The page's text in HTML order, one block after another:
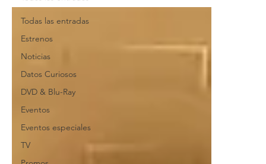
Todas las entradas
Estrenos
Noticias
Datos Curiosos
DVD & Blu-Ray
Eventos
Eventos especiales
TV